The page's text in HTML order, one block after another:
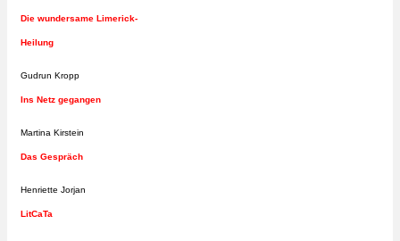
Die wundersame Limerick-
Heilung
Gudrun Kropp
Ins Netz gegangen
Martina Kirstein
Das Gespräch
Henriette Jorjan
LitCaTa